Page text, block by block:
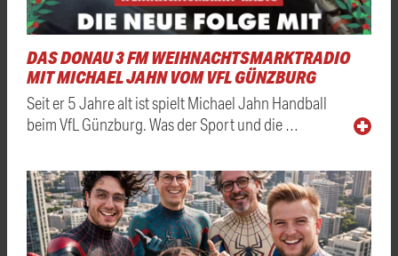
DAS DONAU 3 FM WEIHNACHTSMARKTRADIO
MIT MICHAEL JAHN VOM VFL GÜNZBURG
Seit er 5 Jahre alt ist spielt Michael Jahn Handball
beim VfL Günzburg. Was der Sport und die …